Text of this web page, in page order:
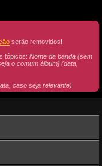
serão removidos!
tópicos: Nome da banda (sem
o comum álbum] (data,
caso seja relevante)